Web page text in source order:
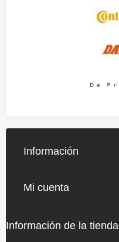
Información
Mi cuenta
Información de la tienda